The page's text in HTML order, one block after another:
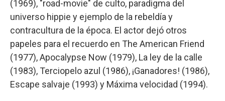
(1969), "road-movie" de culto, paradigma del
universo hippie y ejemplo de la rebeldía y
contracultura de la época. El actor dejó otros
papeles para el recuerdo en The American Friend
(1977), Apocalypse Now (1979), La ley de la calle
(1983), Terciopelo azul (1986), ¡Ganadores! (1986),
Escape salvaje (1993) y Máxima velocidad (1994).